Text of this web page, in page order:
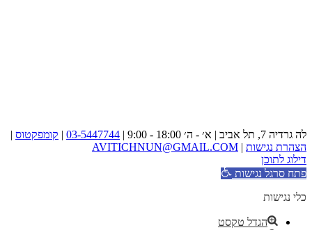
לה גרדיה 7, תל אביב | א׳ - ה׳ 18:00 - 9:00 | 03-5447744
| קומפקטוס |
הצהרת נגישות |
AVITICHNUN@GMAIL.COM
דילוג לתוכן
פתח סרגל נגישות
כלי נגישות
הגדל טקסט